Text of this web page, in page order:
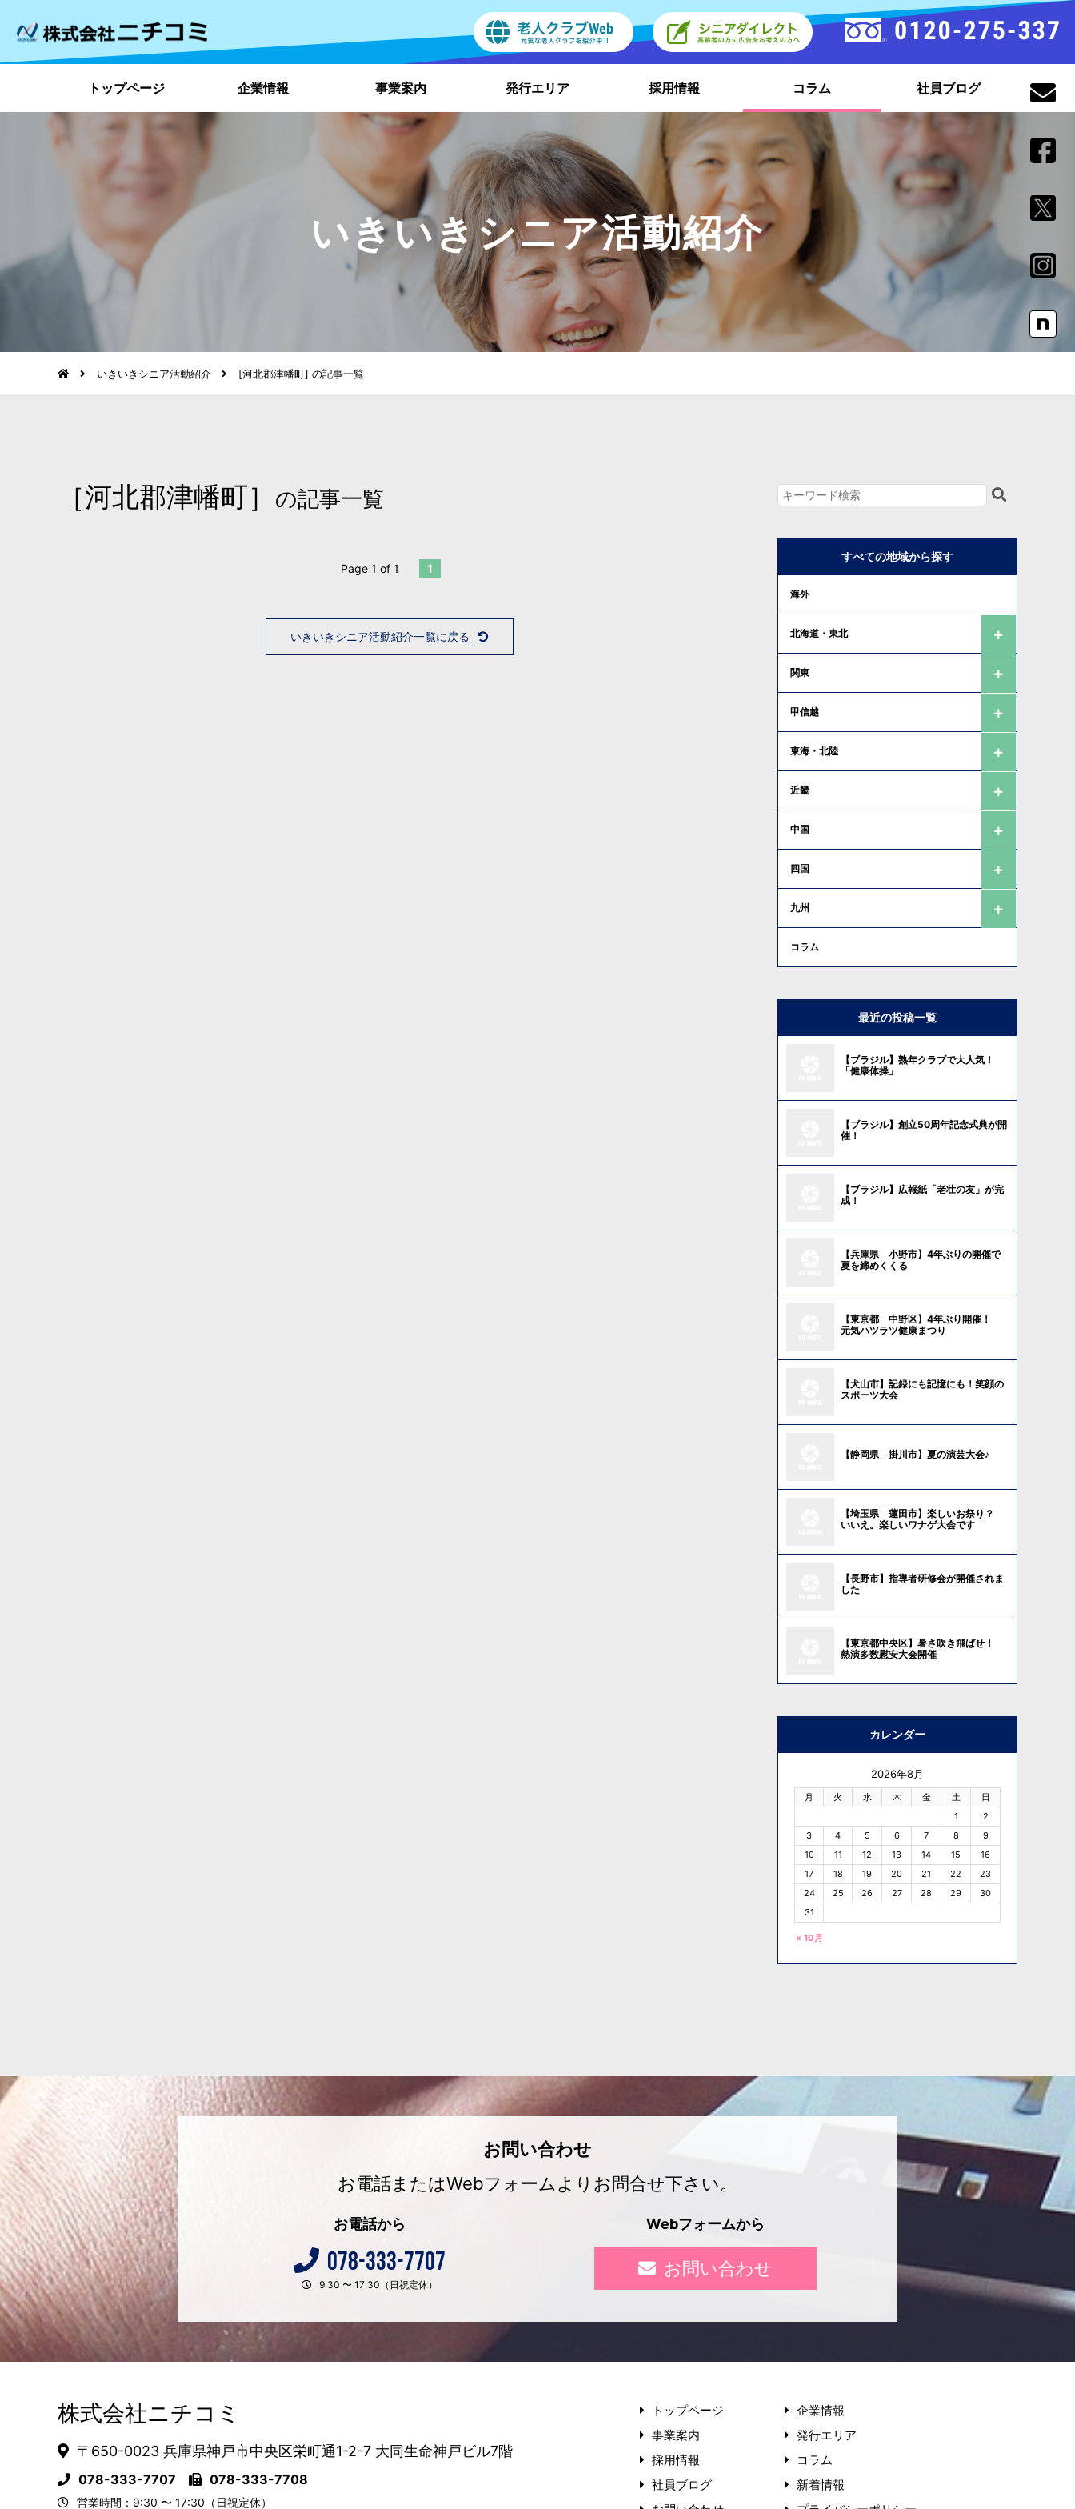
トップページ 企業情報 事業案内 発行エリア 採用情報 コラム 社員ブログ
いきいきシニア活動紹介
いきいきシニア活動紹介 [河北郡津幡町] の記事一覧
［河北郡津幡町］ の記事一覧
Page 1 of 1 1
いきいきシニア活動紹介一覧に戻る
すべての地域から探す
海外
北海道・東北
関東
甲信越
東海・北陸
近畿
中国
四国
九州
コラム
最近の投稿一覧
【ブラジル】熟年クラブで大人気！
「健康体操」
【ブラジル】創立50周年記念式典が開
催！
【ブラジル】広報紙「老壮の友」が完
成！
【兵庫県 小野市】4年ぶりの開催で
夏を締めくくる
【東京都 中野区】4年ぶり開催！
元気ハツラツ健康まつり
【犬山市】記録にも記憶にも！笑顔の
スポーツ大会
【静岡県 掛川市】夏の演芸大会♪
【埼玉県 蓮田市】楽しいお祭り？
いいえ。楽しいワナゲ大会です
【長野市】指導者研修会が開催されま
した
【東京都中央区】暑さ吹き飛ばせ！
熱演多数慰安大会開催
カレンダー
2026年8月
月 火 水 木 金 土 日
« 10月
1
2
3
4 5 6 7 8
9
10
11 12 13 14 15
16
17
18 19 20 21 22
23
24
25 26 27 28 29
30
31
お問い合わせ
お電話またはWebフォームよりお問合せ下さい。
お電話から
078-333-7707
9:30 〜 17:30（日祝定休）
Webフォームから
お問い合わせ
株式会社ニチコミ
〒650-0023 兵庫県神戸市中央区栄町通1-2-7 大同生命神戸ビル7階
078-333-7707 078-333-7708
営業時間：9:30 〜 17:30（日祝定休）
トップページ
企業情報
事業案内
発行エリア
採用情報
コラム
社員ブログ
新着情報